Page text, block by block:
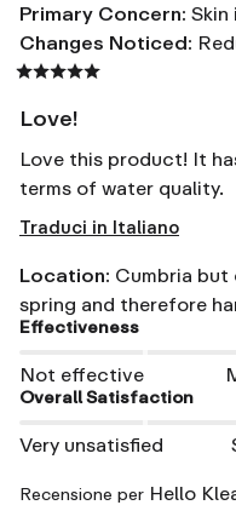
Primary Concern:
Changes Noticed:
Love!
Love this product! It
terms of water quality.
Traduci in Italiano
Location: Cumbria but
spring and therefore
Effectiveness
Not effective
Overall Satisfaction
Very unsatisfied
Recensione per Hello